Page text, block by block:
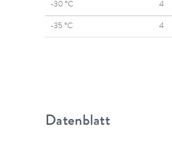
-30 °C 4
-35 °C 4
Datenblatt